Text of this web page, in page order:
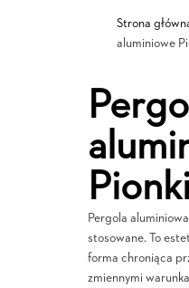
Strona
aluminiowe
Pionki
Pergola
stosowane. To
forma chroniąca
zmiennymi